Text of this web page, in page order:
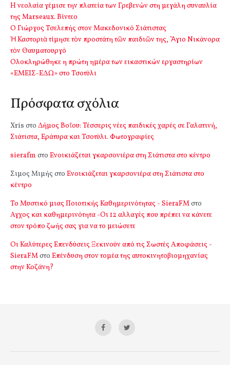
Η νεολαία γέμισε την πλατεία των Γρεβενών στη μεγάλη συναυλία
της Marseaux. Βίντεο
Ο Γιώργος Τσελεπής στον Μακεδονικό Σιάτιστας
Ἡ Καστοριὰ τίμησε τὸν προστάτη τῶν παιδιῶν της, Ἅγιο Νικάνορα
τὸν Θαυματουργό
Ολοκληρώθηκε η πρώτη ημέρα των εικαστικών εργαστηρίων
«ΕΜΕΙΣ-ΕΔΩ» στο Τσοτύλι
Πρόσφατα σχόλια
Xris στο Δήμος Βοΐου: Τέσσερις νέες παιδικές χαρές σε Γαλατινή,
Σιάτιστα, Εράτυρα και Τσοτύλι. Φωτογραφίες
sierafm στο Ενοικιάζεται γκαρσονιέρα στη Σιάτιστα στο κέντρο
Σιμος Μιμής στο Ενοικιάζεται γκαρσονιέρα στη Σιάτιστα στο
κέντρο
Το Μυστικό μιας Ποιοτικής Καθημερινότητας - SieraFMστο
Αγχος και καθημερινότητα -Οι 12 αλλαγές που πρέπει να κάνετε
στον τρόπο ζωής σας για να το μειώσετε
Οι Καλύτερες Επενδύσεις Ξεκινούν από τις Σωστές Αποφάσεις -
SieraFMστο Επένδυση στον τομέα της αυτοκινητοβιομηχανίας
στην Κοζάνη?